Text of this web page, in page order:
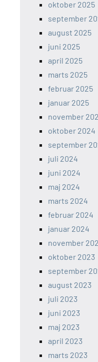
oktober 2025
september
august 2025
juni 2025
april 2025
marts 2025
februar 2025
januar 2025
november
oktober 2024
september
juli 2024
juni 2024
maj 2024
marts 2024
februar 2024
januar 2024
november
oktober 2023
september
august 2023
juli 2023
juni 2023
maj 2023
april 2023
marts 2023